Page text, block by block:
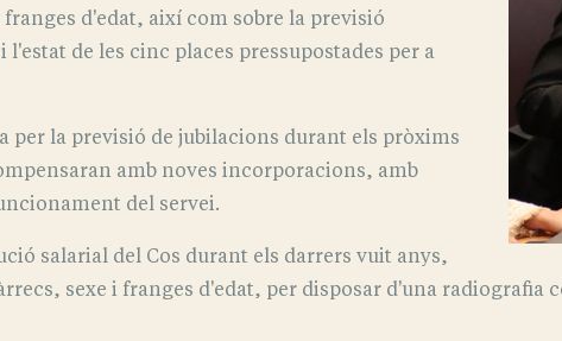
d'edat, així com sobre la previsió
de les cinc places pressupostades per a
per la previsió de jubilacions durant els pròxims
amb noves incorporacions, amb
del servei.
salarial del Cos durant els darrers vuit anys,
sexe i franges d'edat, per disposar d'una radiografia